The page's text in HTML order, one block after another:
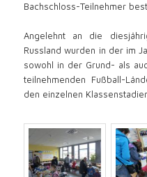
Bachschloss-Teilnehmer
Angelehnt an die
Russland wurden in der im
sowohl in der Grund- als
teilnehmenden Fußball-
den einzelnen